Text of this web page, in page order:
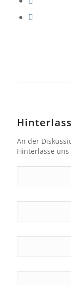
An der
Hinterlasse